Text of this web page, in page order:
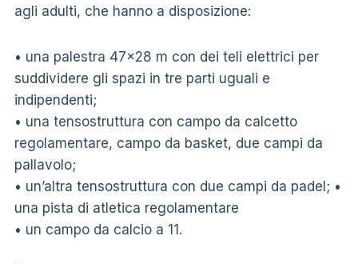
agli adulti, che hanno a disposizione:
• una palestra 47×28 m con dei teli elettrici per
suddividere gli spazi in tre parti uguali e
indipendenti;
• una tensostruttura con campo da calcetto
regolamentare, campo da basket, due campi da
pallavolo;
• un’altra tensostruttura con due campi da padel; •
una pista di atletica regolamentare
• un campo da calcio a 11.